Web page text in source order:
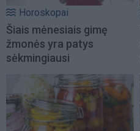
Horoskopai
Šiais mėnesiais gimę
žmonės yra patys
sėkmingiausi